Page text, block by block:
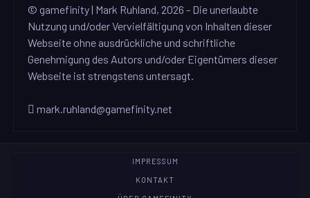
© gamefinity | Mark Ruhland, 2026 - Die unerlaubte
Nutzung und/oder Vervielfältigung von Inhalten dieser
Webseite ohne ausdrückliche und schriftliche
Genehmigung des Autors und/oder Eigentümers dieser
Webseite ist strengstens untersagt.
mark.ruhland@gamefinity.net
IMPRESSUM
KONTAKT